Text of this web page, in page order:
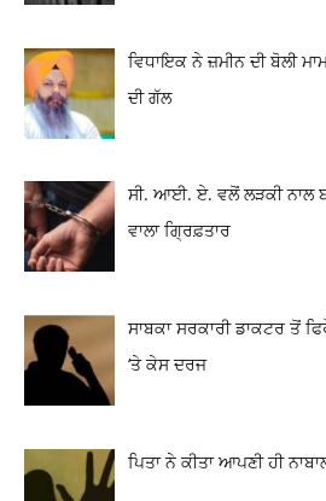
ਵਿਧਾਇਕ ਨੇ ਜ਼ਮੀਨ ਦੀ ਬੋਲੀ
ਦੀ ਗੱਲ
ਸੀ. ਆਈ. ਏ. ਵਲੋਂ ਲੜਕੀ ਨਾਲ
ਵਾਲਾ ਗ੍ਰਿਫ਼ਤਾਰ
ਸਾਬਕਾ ਸਰਕਾਰੀ ਡਾਕਟਰ ਤੋਂ
‘ਤੇ ਕੇਸ ਦਰਜ
ਪਿਤਾ ਨੇ ਕੀਤਾ ਆਪਣੀ ਹੀ